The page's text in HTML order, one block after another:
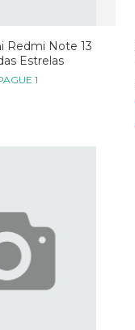
Redmi Note 13
Estrelas
1